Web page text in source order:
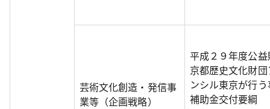
芸術文化創造・発信事
業等（企画戦略）
平成２９年度公
京都歴史文化財
ンシル東京が行
補助金交付要綱